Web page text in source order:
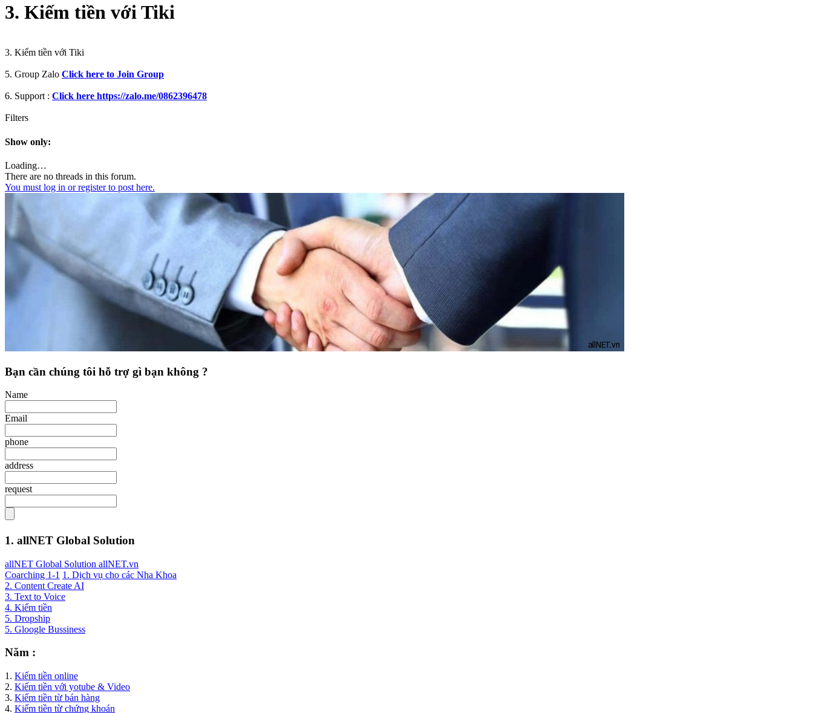
3. Kiếm tiền với Tiki
3. Kiếm tiền với Tiki
5. Group Zalo Click here to Join Group
6. Support : Click here https://zalo.me/0862396478
Filters
Show only:
Loading…
There are no threads in this forum.
You must log in or register to post here.
Bạn cần chúng tôi hỗ trợ gì bạn không ?
Name
Email
phone
address
request
1. allNET Global Solution
allNET Global Solution allNET.vn
Coarching 1-1 1. Dịch vụ cho các Nha Khoa
2. Content Create AI
3. Text to Voice
4. Kiếm tiền
5. Dropship
5. Gloogle Bussiness
Năm :
1. Kiếm tiền online
2. Kiếm tiền với yotube & Video
3. Kiếm tiền từ bán hàng
4. Kiếm tiền từ chứng khoán